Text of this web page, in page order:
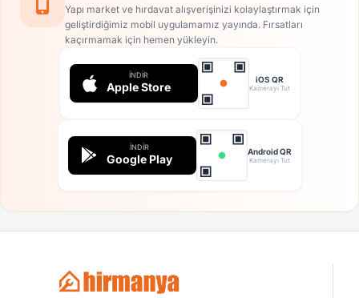
Yapı market ve hırdavat alışverişinizi kolaylaştırmak için
geliştirdiğimiz mobil uygulamamız yayında. Fırsatları
kaçırmamak için hemen yükleyin.
İNDIR
Apple Store
iOS QR
Kamerayı Tut
İNDIR
Google Play
Android QR
Kamerayı Tut